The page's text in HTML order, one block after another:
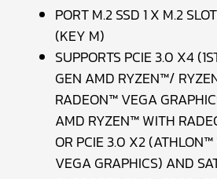
PORT M.2 SSD 1 X M.2
(KEY M)
SUPPORTS PCIE 3.0 X4
GEN AMD RYZEN™/
RADEON™ VEGA
AMD RYZEN™ WITH
OR PCIE 3.0 X2
VEGA GRAPHICS) AND